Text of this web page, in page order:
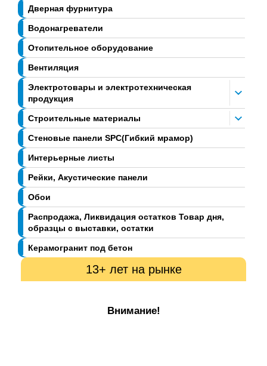
Дверная фурнитура
Водонагреватели
Отопительное оборудование
Вентиляция
Электротовары и электротехническая
продукция
Строительные материалы
Стеновые панели SPC(Гибкий мрамор)
Интерьерные листы
Рейки, Акустические панели
Обои
Распродажа, Ликвидация остатков Товар дня,
образцы с выставки, остатки
Керамогранит под бетон
13+ лет на рынке
Внимание!